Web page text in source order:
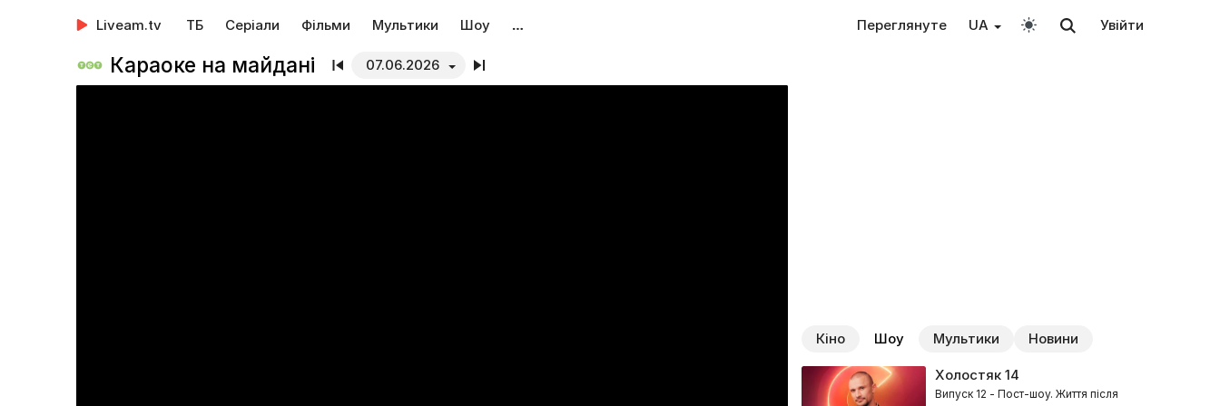
Liveam.tv ТБ Серіали Фільми Мультики Шоу … Переглянуте UA Увійти
Караоке на майдані 07.06.2026
Кіно Шоу Мультики Новини
Холостяк14
Випуск 12 - Пост-шоу. Життя після